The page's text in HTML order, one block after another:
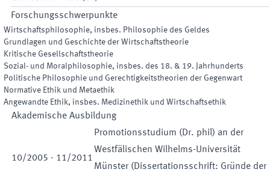
Forschungsschwerpunkte
Wirtschaftsphilosophie, insbes. Philosophie des Geldes
Grundlagen und Geschichte der Wirtschaftstheorie
Kritische Gesellschaftstheorie
Sozial- und Moralphilosophie, insbes. des 18. & 19. Jahrhunderts
Politische Philosophie und Gerechtigkeitstheorien der Gegenwart
Normative Ethik und Metaethik
Angewandte Ethik, insbes. Medizinethik und Wirtschaftsethik
Akademische Ausbildung
10/2005 - 11/2011
Promotionsstudium (Dr. phil) an der
Westfälischen Wilhelms-Universität
Münster (Dissertationsschrift: Gründe der